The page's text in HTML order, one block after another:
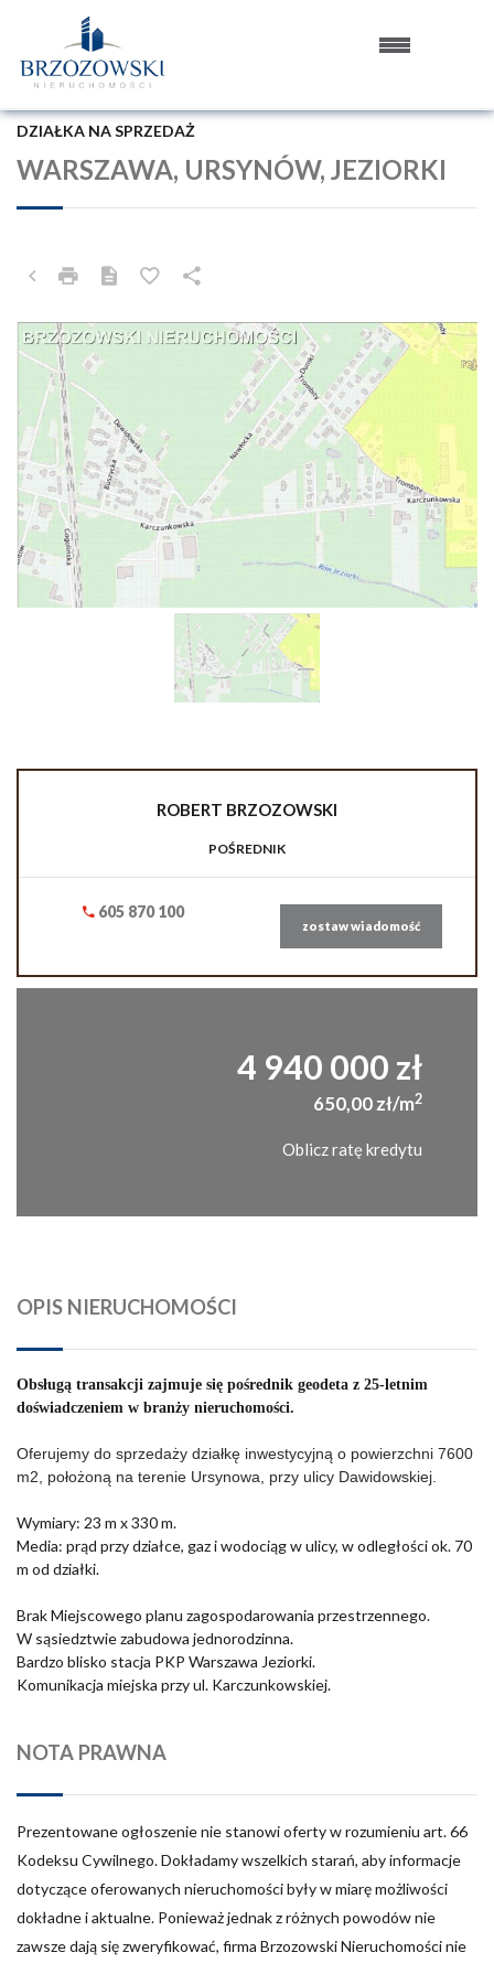
WARSZAWA, URSYNÓW, JEZIORKI
DZIAŁKA NA SPRZEDAŻ
ROBERT BRZOZOWSKI
POŚREDNIK
605 870 100
zostaw wiadomość
4 940 000 zł
650,00 zł/m2
Oblicz ratę kredytu
OPIS NIERUCHOMOŚCI
Obsługą transakcji zajmuje się pośrednik geodeta z 25-letnim
doświadczeniem w branży nieruchomości.
Oferujemy do sprzedaży działkę inwestycyjną o powierzchni 7600
m2, położoną na terenie Ursynowa, przy ulicy Dawidowskiej.
Wymiary: 23 m x 330 m.
Media: prąd przy działce, gaz i wodociąg w ulicy, w odległości ok. 70
m od działki.
Brak Miejscowego planu zagospodarowania przestrzennego.
W sąsiedztwie zabudowa jednorodzinna.
Bardzo blisko stacja PKP Warszawa Jeziorki.
Komunikacja miejska przy ul. Karczunkowskiej.
NOTA PRAWNA
Prezentowane ogłoszenie nie stanowi oferty w rozumieniu art. 66
Kodeksu Cywilnego. Dokładamy wszelkich starań, aby informacje
dotyczące oferowanych nieruchomości były w miarę możliwości
dokładne i aktualne. Ponieważ jednak z różnych powodów nie
zawsze dają się zweryfikować, firma Brzozowski Nieruchomości nie